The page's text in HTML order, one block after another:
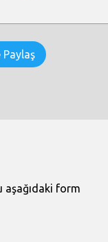
Paylaş
aşağıdaki form